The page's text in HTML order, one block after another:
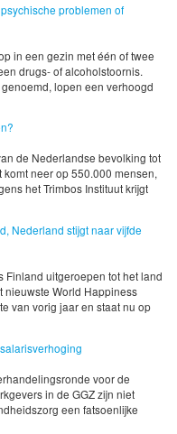
problemen of
in een gezin met één of twee
drugs- of alcoholstoornis.
lopen een verhoogd
de Nederlandse bevolking tot
neer op 550.000 mensen,
het Trimbos Instituut krijgt
Nederland stijgt naar vijfde
Finland uitgeroepen tot het land
nieuwste World Happiness
van vorig jaar en staat nu op
voor de
in de GGZ zijn niet
een fatsoenlijke